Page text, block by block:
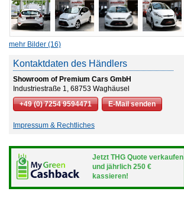
mehr Bilder (16)
Kontaktdaten des Händlers
Showroom of Premium Cars GmbH
Industriestraße 1, 68753 Waghäusel
+49 (0) 7254 9594471
E-Mail senden
Impressum & Rechtliches
Jetzt THG Quote verkaufen
und jährlich 250 €
kassieren!